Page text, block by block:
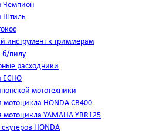
Чемпион
Штиль
инструмент к триммерам
б/пилу
расходники
ЕСНО
мототехники
HONDA CB400
YAMAHA YBR125
HONDA